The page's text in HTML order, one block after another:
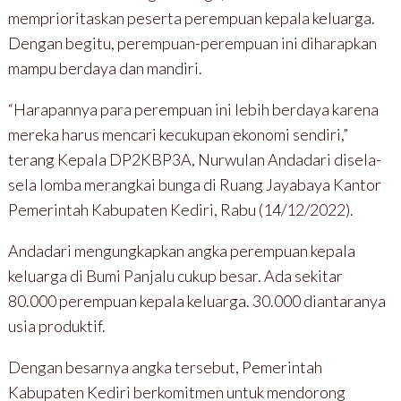
memprioritaskan peserta perempuan kepala keluarga.
Dengan begitu, perempuan-perempuan ini diharapkan
mampu berdaya dan mandiri.
“Harapannya para perempuan ini lebih berdaya karena
mereka harus mencari kecukupan ekonomi sendiri,”
terang Kepala DP2KBP3A, Nurwulan Andadari disela-
sela lomba merangkai bunga di Ruang Jayabaya Kantor
Pemerintah Kabupaten Kediri, Rabu (14/12/2022).
Andadari mengungkapkan angka perempuan kepala
keluarga di Bumi Panjalu cukup besar. Ada sekitar
80.000 perempuan kepala keluarga. 30.000 diantaranya
usia produktif.
Dengan besarnya angka tersebut, Pemerintah
Kabupaten Kediri berkomitmen untuk mendorong